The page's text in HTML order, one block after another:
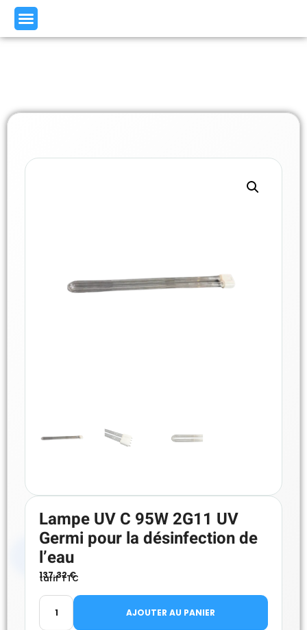
Lampe UV C 95W 2G11 UV
Germi pour la désinfection de
l’eau
137.32€
tarif TTC
AJOUTER AU PANIER